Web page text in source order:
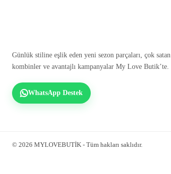
Günlük stiline eşlik eden yeni sezon parçaları, çok satan
kombinler ve avantajlı kampanyalar My Love Butik’te.
WhatsApp Destek
© 2026 MYLOVEBUTİK - Tüm hakları saklıdır.